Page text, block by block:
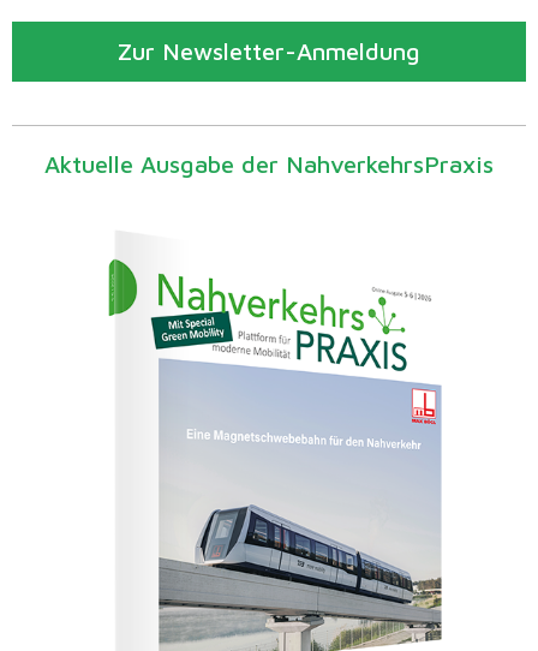
Zur Newsletter-Anmeldung
Aktuelle Ausgabe der NahverkehrsPraxis